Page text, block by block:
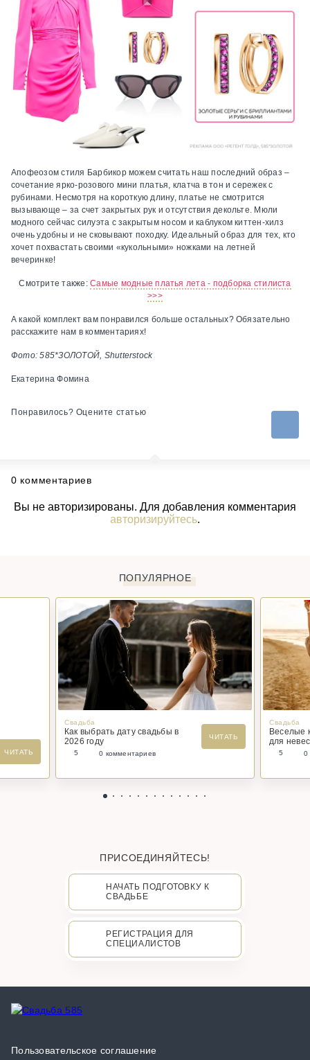
Апофеозом стиля Барбикор можем считать наш последний образ –
сочетание ярко-розового мини платья, клатча в тон и сережек с
рубинами. Несмотря на короткую длину, платье не смотрится
вызывающе – за счет закрытых рук и отсутствия декольте. Мюли
модного сейчас силуэта с закрытым носом и каблуком киттен-хилз
очень удобны и не сковывают походку. Идеальный образ для тех, кто
хочет похвастать своими «кукольными» ножками на летней
вечеринке!
Смотрите также:Самые модные платья лета - подборка стилиста
>>>
А какой комплект вам понравился больше остальных? Обязательно
расскажите нам в комментариях!
Фото: 585*ЗОЛОТОЙ, Shutterstock
Екатерина Фомина
Понравилось? Оцените статью
0 комментариев
Вы не авторизированы. Для добавления комментария
авторизируйтесь.
ПОПУЛЯРНОЕ
ЧИТАТЬ
Свадьба
Как выбрать дату свадьбы в
2026 году
ЧИТАТЬ
5 0 комментариев
Свадьба
Веселые
для
5 0
ПРИСОЕДИНЯЙТЕСЬ!
НАЧАТЬ ПОДГОТОВКУ К
СВАДЬБЕ
РЕГИСТРАЦИЯ ДЛЯ
СПЕЦИАЛИСТОВ
Пользовательское соглашение